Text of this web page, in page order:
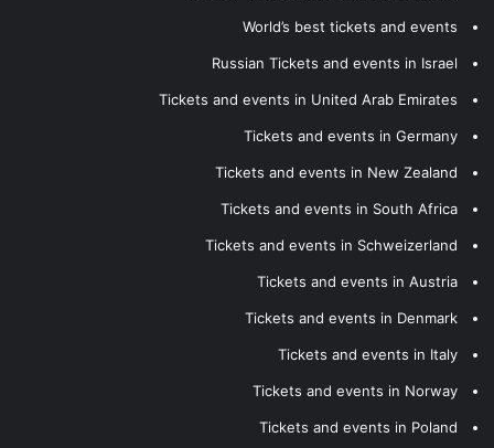
World’s best tickets and events
Russian Tickets and events in Israel
Tickets and events in United Arab Emirates
Tickets and events in Germany
Tickets and events in New Zealand
Tickets and events in South Africa
Tickets and events in Schweizerland
Tickets and events in Austria
Tickets and events in Denmark
Tickets and events in Italy
Tickets and events in Norway
Tickets and events in Poland